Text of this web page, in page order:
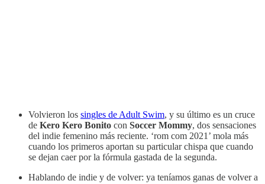
Volvieron los singles de Adult Swim, y su último es un cruce
de Kero Kero Bonito con Soccer Mommy, dos sensaciones
del indie femenino más reciente. ‘rom com 2021’ mola más
cuando los primeros aportan su particular chispa que cuando
se dejan caer por la fórmula gastada de la segunda.
Hablando de indie y de volver: ya teníamos ganas de volver a